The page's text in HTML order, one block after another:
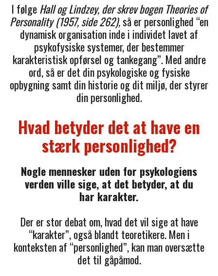
I følgeHall og Lindzey, der skrev bogen Theories of
Personality (1957, side 262),så er personlighed “en
dynamisk organisation inde i individet lavet af
psykofysiske systemer, der bestemmer
karakteristisk opførsel og tankegang”. Med andre
ord, så er det din psykologiske og fysiske
opbygning samt din historie og dit miljø, der styrer
din personlighed.
Hvad betyder det at have en
stærk personlighed?
Nogle mennesker uden for psykologiens
verden ville sige, at det betyder, at du
har karakter.
Der er stor debat om, hvad det vil sige at have
“karakter”, også blandt teoretikere. Men i
konteksten af “personlighed”, kan man oversætte
det til gåpåmod.